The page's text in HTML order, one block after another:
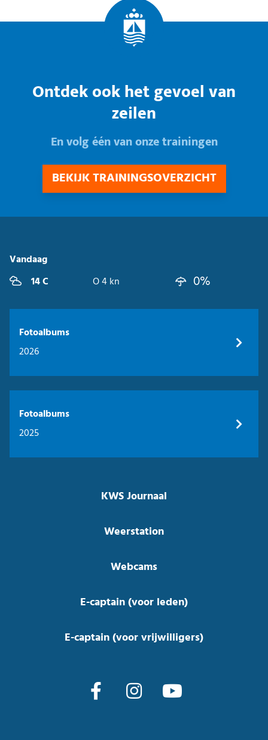
Ontdek ook het gevoel van
zeilen
En volg één van onze trainingen
BEKIJK TRAININGSOVERZICHT
Vandaag
14 C
O 4 kn 0%
Fotoalbums
2026
Fotoalbums
2025
KWS Journaal
Weerstation
Webcams
E-captain (voor leden)
E-captain (voor vrijwilligers)